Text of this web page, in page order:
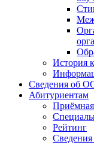
История
Сведения об
Абитуриентам
Рейтинг
Сведения